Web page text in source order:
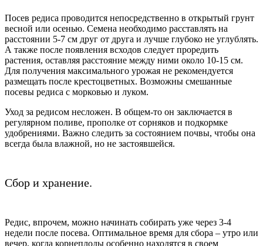
Посев редиса проводится непосредственно в открытый грунт
весной или осенью. Семена необходимо расставлять на
расстоянии 5-7 см друг от друга и лучше глубоко не углублять.
А также после появления всходов следует проредить
растения, оставляя расстояние между ними около 10-15 см.
Для получения максимального урожая не рекомендуется
размещать после крестоцветных. Возможны смешанные
посевы редиса с морковью и луком.
Уход за редисом несложен. В общем-то он заключается в
регулярном поливе, прополке от сорняков и подкормке
удобрениями. Важно следить за состоянием почвы, чтобы она
всегда была влажной, но не застоявшейся.
Сбор и хранение.
Редис, впрочем, можно начинать собирать уже через 3-4
недели после посева. Оптимальное время для сбора – утро или
вечер, когда корнеплоды особенно находятся в своем